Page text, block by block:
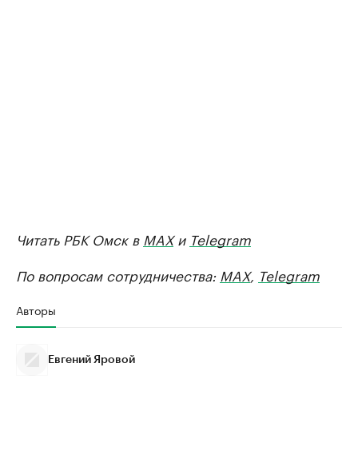
Читать РБК Омск в MAXи Telegram
По вопросам сотрудничества: MAX, Telegram
Авторы
Евгений Яровой